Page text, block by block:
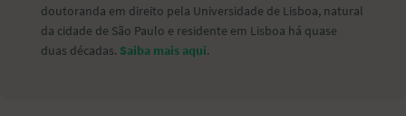
doutoranda em direito pela Universidade de Lisboa, natural
da cidade de São Paulo e residente em Lisboa há quase
duas décadas. Saiba mais aqui.